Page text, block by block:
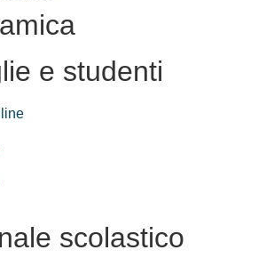
e studenti
scolastico